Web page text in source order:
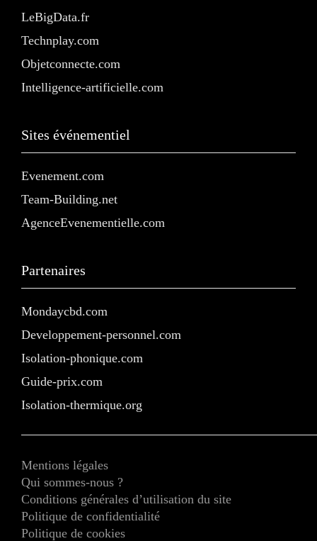
LeBigData.fr
Technplay.com
Objetconnecte.com
Intelligence-artificielle.com
Sites événementiel
Evenement.com
Team-Building.net
AgenceEvenementielle.com
Partenaires
Mondaycbd.com
Developpement-personnel.com
Isolation-phonique.com
Guide-prix.com
Isolation-thermique.org
Mentions légales
Qui sommes-nous ?
Conditions générales d’utilisation du site
Politique de confidentialité
Politique de cookies